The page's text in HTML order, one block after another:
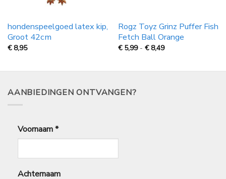
hondenspeelgoed latex kip,
Groot 42cm
€8,95
Rogz Toyz Grinz Puffer Fish
Fetch Ball Orange
€ 5,99 - €8,49Prijsklasse:
€
AANBIEDINGEN ONTVANGEN?
Voornaam*
Achternaam